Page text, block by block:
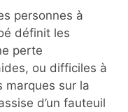
personnes à
définit les
perte
ou difficiles à
marques sur la
d’un fauteuil